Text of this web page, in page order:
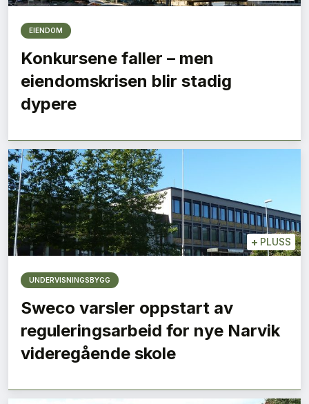
EIENDOM
Konkursene faller – men
eiendomskrisen blir stadig
dypere
+ PLUSS
UNDERVISNINGSBYGG
Sweco varsler oppstart av
reguleringsarbeid for nye Narvik
videregående skole